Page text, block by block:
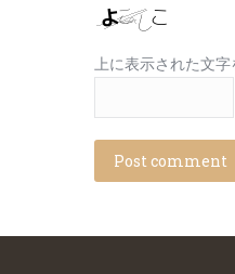
上に表示された文字
Post comment